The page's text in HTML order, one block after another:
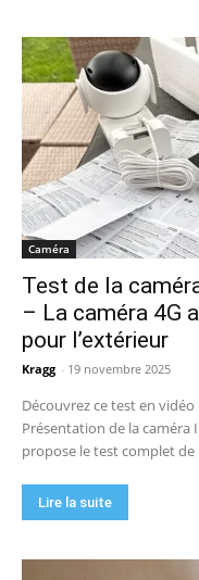
Caméra
Test de la
– La caméra 4G
pour l’extérieur
Kragg - 19 novembre 2025
Découvrez ce test en
Présentation de la caméra
propose le test complet de
Lire la suite